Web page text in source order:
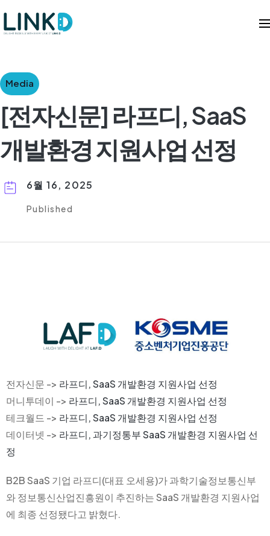
Media
[전자신문] 라프디, SaaS
개발환경 지원사업 선정
6월 16, 2025
Published
전자신문 -> 라프디, SaaS 개발환경 지원사업 선정
머니투데이 -> 라프디, SaaS 개발환경 지원사업 선정
테크월드 -> 라프디, SaaS 개발환경 지원사업 선정
데이터넷 -> 라프디, 과기정통부 SaaS 개발환경 지원사업 선
정
B2B SaaS 기업 라프디(대표 오세용)가 과학기술정보통신부
와 정보통신산업진흥원이 추진하는 SaaS 개발환경 지원사업
에 최종 선정됐다고 밝혔다.